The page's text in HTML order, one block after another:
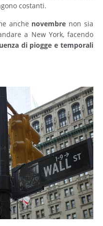
costanti.
anche novembre non sia
a New York, facendo
di piogge e temporali